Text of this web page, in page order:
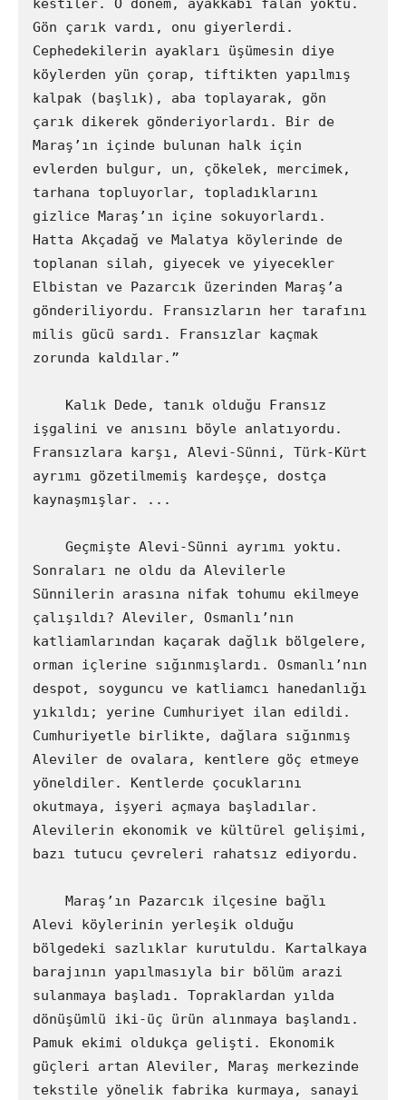
kestiler. O dönem, ayakkabı falan yoktu.
Gön çarık vardı, onu giyerlerdi.
Cephedekilerin ayakları üşümesin diye
köylerden yün çorap, tiftikten yapılmış
kalpak (başlık), aba toplayarak, gön
çarık dikerek gönderiyorlardı. Bir de
Maraş’ın içinde bulunan halk için
evlerden bulgur, un, çökelek, mercimek,
tarhana topluyorlar, topladıklarını
gizlice Maraş’ın içine sokuyorlardı.
Hatta Akçadağ ve Malatya köylerinde de
toplanan silah, giyecek ve yiyecekler
Elbistan ve Pazarcık üzerinden Maraş’a
gönderiliyordu. Fransızların her tarafını
milis gücü sardı. Fransızlar kaçmak
zorunda kaldılar.”
işgalini ve anısını böyle anlatıyordu.
Fransızlara karşı, Alevi-Sünni, Türk-Kürt
ayrımı gözetilmemiş kardeşçe, dostça
kaynaşmışlar. ...
Sonraları ne oldu da Alevilerle
Sünnilerin arasına nifak tohumu ekilmeye
çalışıldı? Aleviler, Osmanlı’nın
katliamlarından kaçarak dağlık bölgelere,
orman içlerine sığınmışlardı. Osmanlı’nın
despot, soyguncu ve katliamcı hanedanlığı
yıkıldı; yerine Cumhuriyet ilan edildi.
Cumhuriyetle birlikte, dağlara sığınmış
Aleviler de ovalara, kentlere göç etmeye
yöneldiler. Kentlerde çocuklarını
okutmaya, işyeri açmaya başladılar.
Alevilerin ekonomik ve kültürel gelişimi,
bazı tutucu çevreleri rahatsız ediyordu.
Alevi köylerinin yerleşik olduğu
bölgedeki sazlıklar kurutuldu. Kartalkaya
barajının yapılmasıyla bir bölüm arazi
sulanmaya başladı. Topraklardan yılda
dönüşümlü iki-üç ürün alınmaya başlandı.
Pamuk ekimi oldukça gelişti. Ekonomik
güçleri artan Aleviler, Maraş merkezinde
tekstile yönelik fabrika kurmaya, sanayi